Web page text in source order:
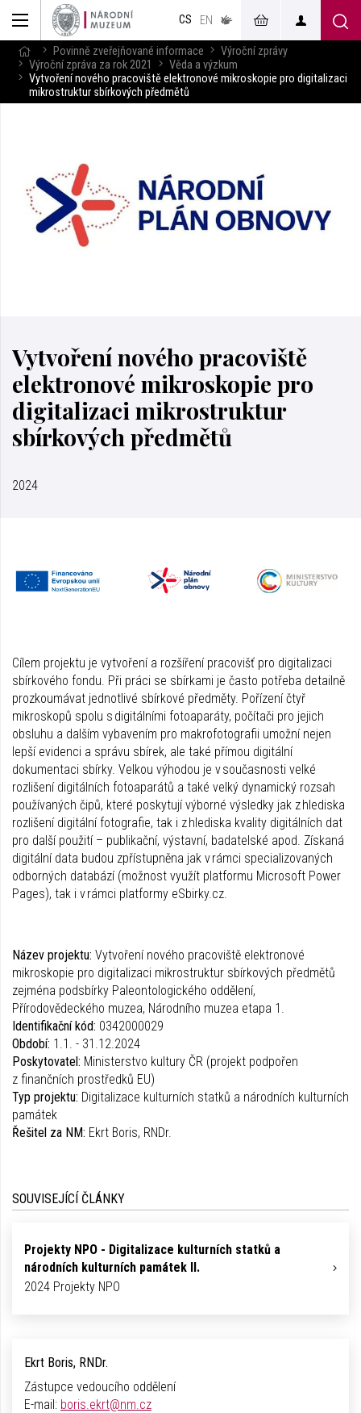
CS EN
v českém
jazyce
Povinně zveřejňované informace
Výroční zprávy
Výroční zpráva za rok 2021
Věda a výzkum
Vytvoření nového pracoviště elektronové mikroskopie pro digitalizaci
mikrostruktur sbírkových předmětů
Vytvoření nového pracoviště
elektronové mikroskopie pro
digitalizaci mikrostruktur
sbírkových předmětů
2024
Cílem projektu je vytvoření a rozšíření pracovišť pro digitalizaci
sbírkového fondu. Při práci se sbírkami je často potřeba detailně
prozkoumávat jednotlivé sbírkové předměty. Pořízení čtyř
mikroskopů spolu s digitálními fotoaparáty, počítači pro jejich
obsluhu a dalším vybavením pro makrofotografii umožní nejen
lepší evidenci a správu sbírek, ale také přímou digitální
dokumentaci sbírky. Velkou výhodou je v současnosti velké
rozlišení digitálních fotoaparátů a také velký dynamický rozsah
používaných čipů, které poskytují výborné výsledky jak z hlediska
rozlišení digitální fotografie, tak i z hlediska kvality digitálních dat
pro další použití – publikační, výstavní, badatelské apod. Získaná
digitální data budou zpřístupněna jak v rámci specializovaných
odborných databází (možnost využít platformu Microsoft Power
Pages), tak i v rámci platformy eSbirky.cz.
Název projektu: Vytvoření nového pracoviště elektronové
mikroskopie pro digitalizaci mikrostruktur sbírkových předmětů
zejména podsbírky Paleontologického oddělení,
Přírodovědeckého muzea, Národního muzea etapa 1.
Identifikační kód: 0342000029
Období: 1.1. - 31.12.2024
Poskytovatel: Ministerstvo kultury ČR (projekt podpořen
z finančních prostředků EU)
Typ projektu: Digitalizace kulturních statků a národních kulturních
památek
Řešitel za NM: Ekrt Boris, RNDr.
SOUVISEJÍCÍ ČLÁNKY
Projekty NPO - Digitalizace kulturních statků a
národních kulturních památek II.
2024 Projekty NPO
Ekrt Boris, RNDr.
Zástupce vedoucího oddělení
E-mail: boris.ekrt@nm.cz